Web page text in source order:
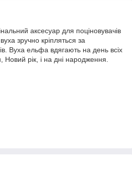
аксесуар для поціновувачів
зручно кріпляться за
Вуха ельфа вдягають на день всіх
Новий рік, і на дні народження.